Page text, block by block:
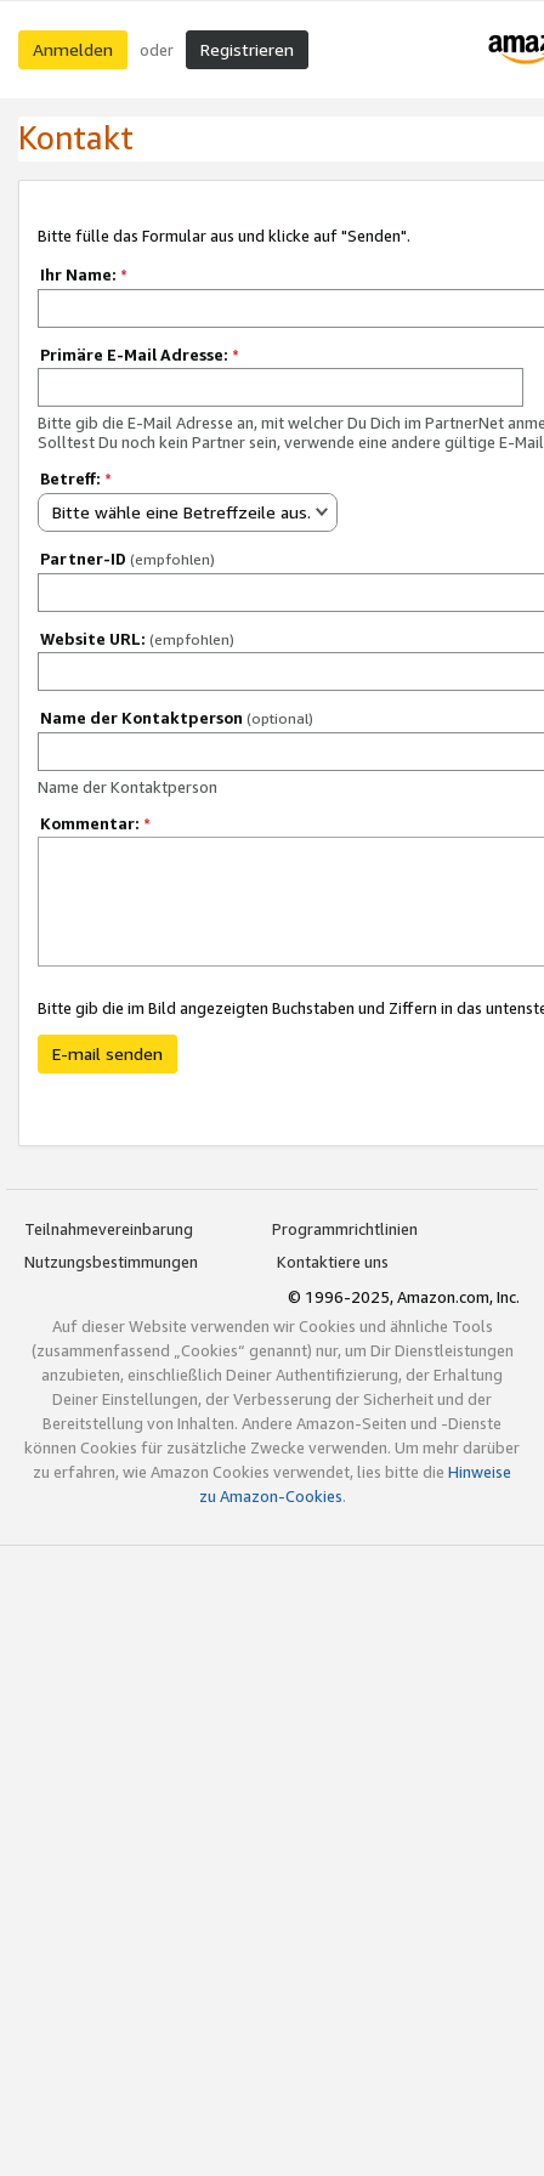
Anmelden oder Registrieren
Kontakt
Bitte fülle das Formular aus und klicke auf "Senden".
Ihr Name: *
Primäre E-Mail Adresse: *
Bitte gib die E-Mail Adresse an, mit welcher Du Dich im PartnerNet
Solltest Du noch kein Partner sein, verwende eine andere gültige E-
Betreff: *
Bitte wähle eine Betreffzeile aus.
Partner-ID (empfohlen)
Website URL: (empfohlen)
Name der Kontaktperson (optional)
Name der Kontaktperson
Kommentar: *
Bitte gib die im Bild angezeigten Buchstaben und Ziffern in das
E-mail senden
Teilnahmevereinbarung
Programmrichtlinien
Nutzungsbestimmungen
Kontaktiere uns
© 1996-2025, Amazon.com, Inc.
Auf dieser Website verwenden wir Cookies und ähnliche Tools
(zusammenfassend „Cookies“ genannt) nur, um Dir Dienstleistungen
anzubieten, einschließlich Deiner Authentifizierung, der Erhaltung
Deiner Einstellungen, der Verbesserung der Sicherheit und der
Bereitstellung von Inhalten. Andere Amazon-Seiten und -Dienste
können Cookies für zusätzliche Zwecke verwenden. Um mehr darüber
zu erfahren, wie Amazon Cookies verwendet, lies bitte die Hinweise
zu Amazon-Cookies.